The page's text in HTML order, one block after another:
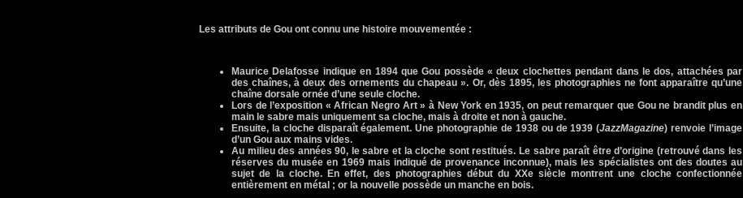
Les attributs de Gou ont connu une histoire mouvementée :
Maurice Delafosse indique en 1894 que Gou possède « deux clochettes pendant dans le dos, attachées par
des chaînes, à deux des ornements du chapeau ». Or, dès 1895, les photographies ne font apparaître qu’une
chaîne dorsale ornée d’une seule cloche.
Lors de l’exposition « African Negro Art » à New York en 1935, on peut remarquer que Gou ne brandit plus en
main le sabre mais uniquement sa cloche, mais à droite et non à gauche.
Ensuite, la cloche disparaît également. Une photographie de 1938 ou de 1939 (JazzMagazine) renvoie l’image
d’un Gou aux mains vides.
Au milieu des années 90, le sabre et la cloche sont restitués. Le sabre paraît être d’origine (retrouvé dans les
réserves du musée en 1969 mais indiqué de provenance inconnue), mais les spécialistes ont des doutes au
sujet de la cloche. En effet, des photographies début du XXe siècle montrent une cloche confectionnée
entièrement en métal ; or la nouvelle possède un manche en bois.